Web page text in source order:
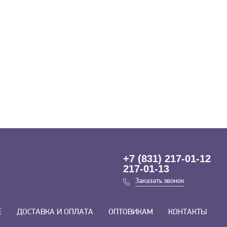
+7 (831) 217-01-12
217-01-13
Заказать звонок
ДОСТАВКА И ОПЛАТА ОПТОВИКАМ КОНТАКТЫ